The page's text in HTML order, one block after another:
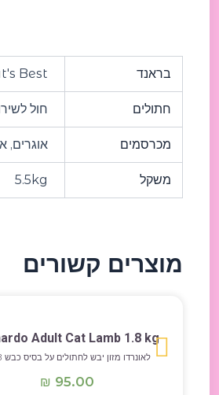
בראנד Best
חתולים חול
מכרסמים אוגרים,
משקל 5.5kg
מוצרים קשורים
Adult Cat Lamb 1.8 kg
לאונרדו מזון יבש לחתולים על בסיס כבש 1.8 קג
₪ 95.00